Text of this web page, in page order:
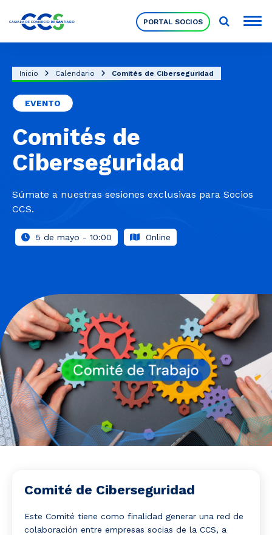
PORTAL SOCIOS
Nuestra Institución
Pilares Estratégicos
Comités de Trabajo
Eventos
CAM Santiago
Unidades de Servicios
Inicio Calendario Comités de Ciberseguridad
EVENTO
Comités de
Ciberseguridad
Súmate a nuestras sesiones exclusivas para Socios
CCS.
5 de mayo - 10:00 Online
Comité de Ciberseguridad
Este Comité tiene como finalidad generar una red de
colaboración entre empresas socias de la CCS, a